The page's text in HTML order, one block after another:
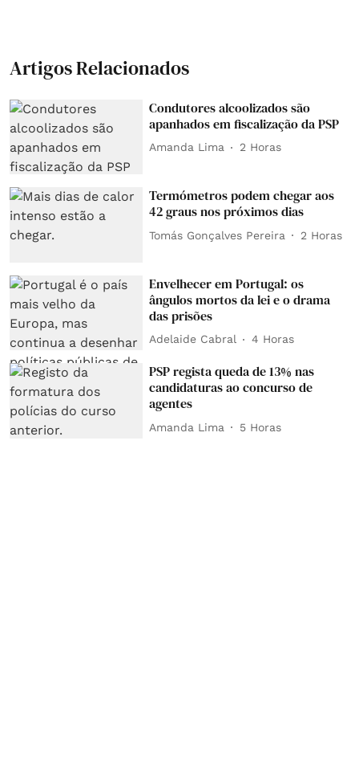
Artigos Relacionados
Condutores alcoolizados são
apanhados em fiscalização da PSP
Amanda Lima 2 Horas
Termómetros podem chegar aos
42 graus nos próximos dias
Tomás Gonçalves Pereira 2 Horas
Envelhecer em Portugal: os
ângulos mortos da lei e o drama
das prisões
Adelaide Cabral 4 Horas
PSP regista queda de 13% nas
candidaturas ao concurso de
agentes
Amanda Lima 5 Horas